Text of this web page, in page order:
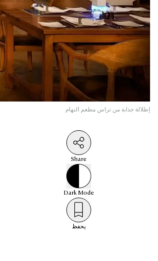
إطلالة جذابة من تراس مطعم النهام
Share
DarkMode
يحفظ